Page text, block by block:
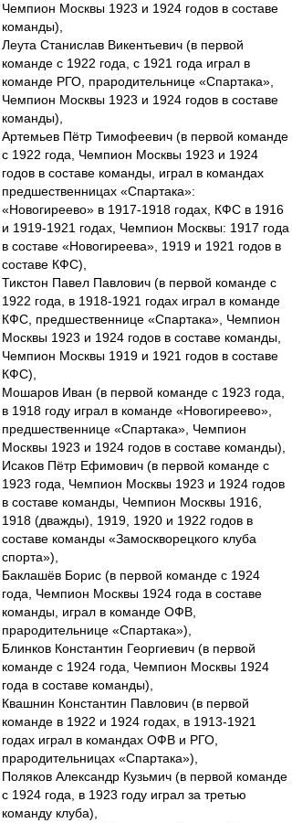
Чемпион Москвы 1923 и 1924 годов в составе
команды),
Леута Станислав Викентьевич (в первой
команде с 1922 года, с 1921 года играл в
команде РГО, прародительнице «Спартака»,
Чемпион Москвы 1923 и 1924 годов в составе
команды),
Артемьев Пётр Тимофеевич (в первой команде
с 1922 года, Чемпион Москвы 1923 и 1924
годов в составе команды, играл в командах
предшественницах «Спартака»:
«Новогиреево» в 1917-1918 годах, КФС в 1916
и 1919-1921 годах, Чемпион Москвы: 1917 года
в составе «Новогиреева», 1919 и 1921 годов в
составе КФС),
Тикстон Павел Павлович (в первой команде с
1922 года, в 1918-1921 годах играл в команде
КФС, предшественнице «Спартака», Чемпион
Москвы 1923 и 1924 годов в составе команды,
Чемпион Москвы 1919 и 1921 годов в составе
КФС),
Мошаров Иван (в первой команде с 1923 года,
в 1918 году играл в команде «Новогиреево»,
предшественнице «Спартака», Чемпион
Москвы 1923 и 1924 годов в составе команды),
Исаков Пётр Ефимович (в первой команде с
1923 года, Чемпион Москвы 1923 и 1924 годов
в составе команды, Чемпион Москвы 1916,
1918 (дважды), 1919, 1920 и 1922 годов в
составе команды «Замоскворецкого клуба
спорта»),
Баклашёв Борис (в первой команде с 1924
года, Чемпион Москвы 1924 года в составе
команды, играл в команде ОФВ,
прародительнице «Спартака»),
Блинков Константин Георгиевич (в первой
команде с 1924 года, Чемпион Москвы 1924
года в составе команды),
Квашнин Константин Павлович (в первой
команде в 1922 и 1924 годах, в 1913-1921
годах играл в командах ОФВ и РГО,
прародительницах «Спартака»),
Поляков Александр Кузьмич (в первой команде
с 1924 года, в 1923 году играл за третью
команду клуба),